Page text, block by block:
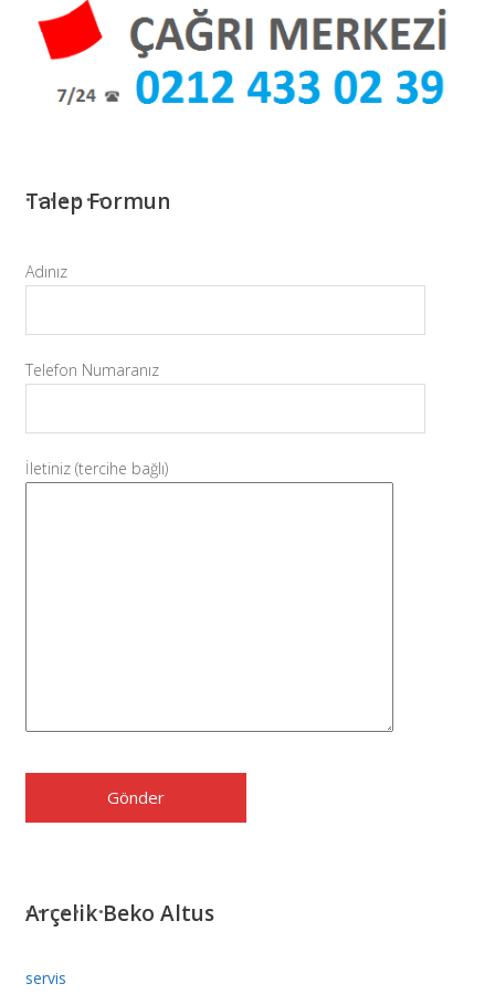
Talep Formun
Adınız
Telefon Numaranız
İletiniz (tercihe bağlı)
Arçelik Beko Altus
servis